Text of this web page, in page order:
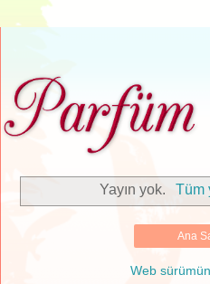
Yayın yok. Tüm
Ana
Web